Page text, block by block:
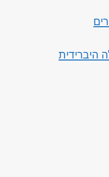
היברידית